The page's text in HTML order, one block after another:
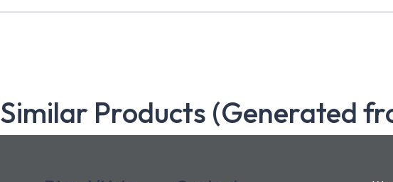
Similar Products (Generated